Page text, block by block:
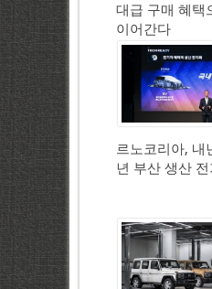
대급 구매 혜택
이어간다
르노코리아, 내
년 부산 생산